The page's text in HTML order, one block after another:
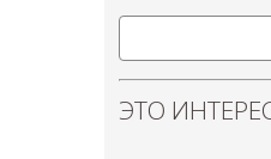
ЭТО